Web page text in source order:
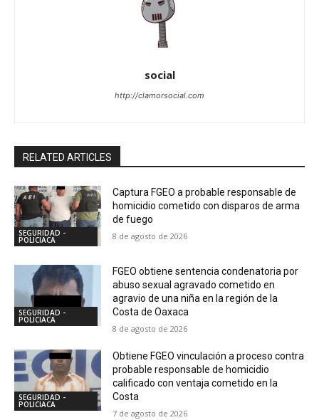
social
http://clamorsocial.com
RELATED ARTICLES
SEGURIDAD -
POLICIACA
Captura FGEO a probable responsable de
homicidio cometido con disparos de arma
de fuego
8 de agosto de 2026
SEGURIDAD -
POLICIACA
FGEO obtiene sentencia condenatoria por
abuso sexual agravado cometido en
agravio de una niña en la región de la
Costa de Oaxaca
8 de agosto de 2026
SEGURIDAD -
POLICIACA
Obtiene FGEO vinculación a proceso contra
probable responsable de homicidio
calificado con ventaja cometido en la
Costa
7 de agosto de 2026